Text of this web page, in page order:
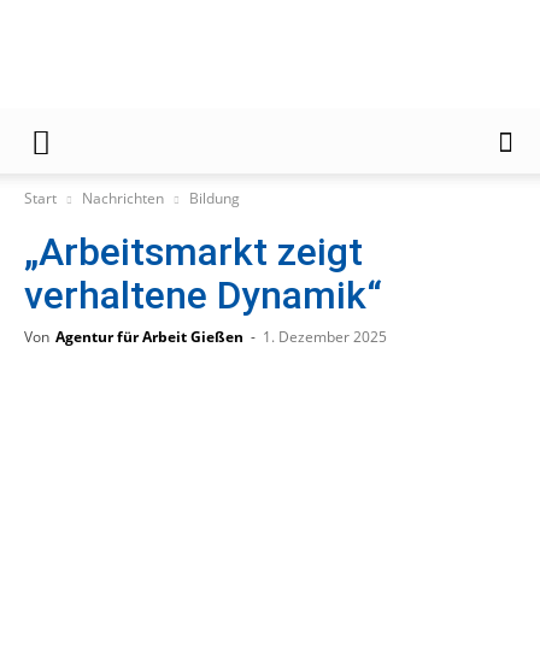
Zeitung
Start Nachrichten Bildung
„Arbeitsmarkt zeigt
verhaltene Dynamik“
Von Agentur für Arbeit Gießen - 1. Dezember 2025